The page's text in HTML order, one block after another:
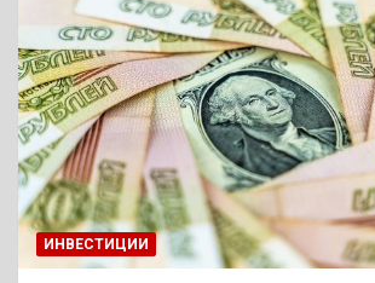
ИНВЕСТИЦИИ